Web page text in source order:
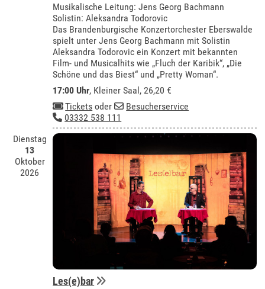
Musikalische Leitung: Jens Georg Bachmann
Solistin: Aleksandra Todorovic
Das Brandenburgische Konzertorchester Eberswalde
spielt unter Jens Georg Bachmann mit Solistin
Aleksandra Todorovic ein Konzert mit bekannten
Film- und Musicalhits wie „Fluch der Karibik“, „Die
Schöne und das Biest“ und „Pretty Woman“.
17:00 Uhr, Kleiner Saal, 26,20 €
Tickets oder
Besucherservice
03332 538 111
Dienstag
13
Oktober
2026
Les(e)bar